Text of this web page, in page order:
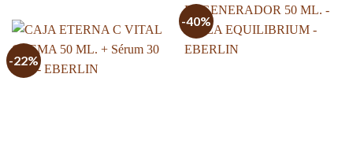
107,58 €.64,55 €.
-40%
-22%